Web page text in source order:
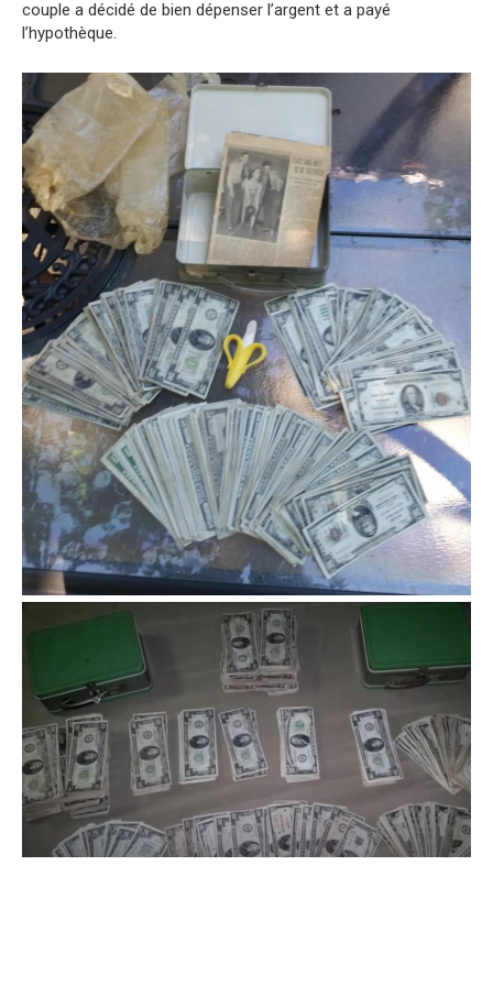
couple a décidé de bien dépenser l’argent et a payé
l’hypothèque.